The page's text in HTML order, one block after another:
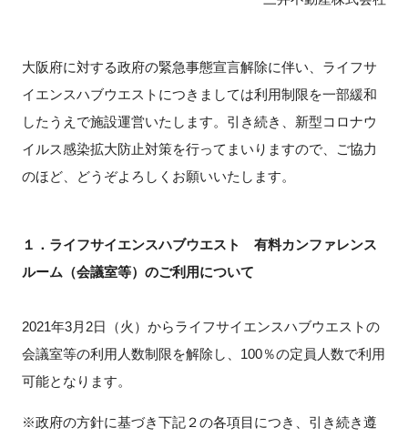
ニュース・掲示板
特別会員
大阪府に対する政府の緊急事態宣言解除に伴い、ライフサ
イエンスハブウエストにつきましては利用制限を一部緩和
したうえで施設運営いたします。引き続き、新型コロナウ
イルス感染拡大防止対策を行ってまいりますので、ご協力
のほど、どうぞよろしくお願いいたします。
１．ライフサイエンスハブウエスト 有料カンファレンス
ルーム（会議室等）のご利用について
2021年3月 2日（火）からライフサイエンスハブウエストの
会議室等の利用人数制限を解除し、 100％の定員人数で利用
可能となります。
※政府の方針に基づき下記２の各項目につき、引き続き遵